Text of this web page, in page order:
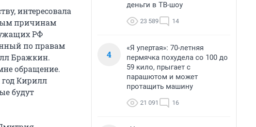
интересовала
причинам
РФ
по правам
Бражкин.
обращение.
Кирилл
будут
деньги в ТВ-шоу
23 589 14
4
«Я упертая»: 70-летняя
пермячка похудела со 100 до
59 кило, прыгает с
парашютом и может
протащить машину
21 091 16